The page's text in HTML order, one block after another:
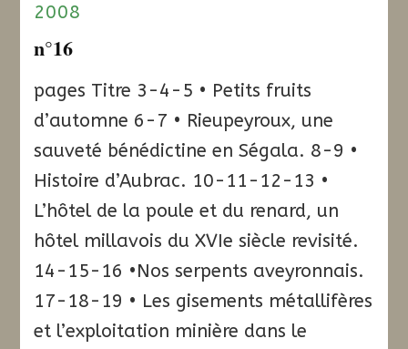
2008
n°16
pages Titre 3-4-5 • Petits fruits
d’automne 6-7 • Rieupeyroux, une
sauveté bénédictine en Ségala. 8-9 •
Histoire d’Aubrac. 10-11-12-13 •
L’hôtel de la poule et du renard, un
hôtel millavois du XVIe siècle revisité.
14-15-16 •Nos serpents aveyronnais.
17-18-19 • Les gisements métallifères
et l’exploitation minière dans le